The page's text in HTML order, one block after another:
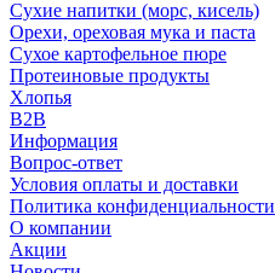
Сухие напитки (морс, кисель)
Орехи, ореховая мука и паста
Сухое картофельное пюре
Протеиновые продукты
Хлопья
B2B
Информация
Вопрос-ответ
Условия оплаты и доставки
Политика конфиденциальности
О компании
Акции